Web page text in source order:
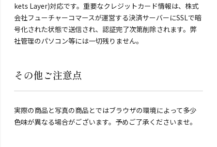
kets Layer)対応です。重要なクレジットカード情報は、株式
会社フューチャーコマースが運営する決済サーバーにSSLで暗
号化された状態で送信され、認証完了次第削除されます。弊
社管理のパソコン等には一切残りません。
その他ご注意点
実際の商品と写真の商品とではブラウザの環境によって多少
色味が異なる場合がございます。予めご了承くださいませ。